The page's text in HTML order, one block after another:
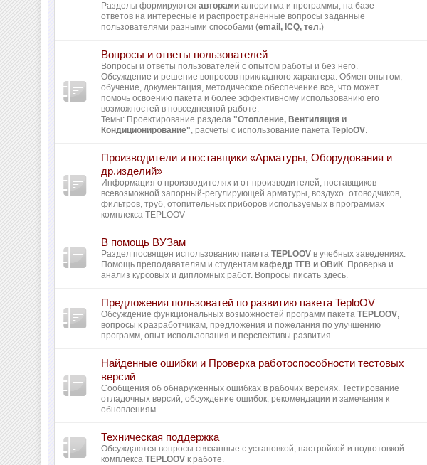
Разделы формируютсяавторами алгоритма и программы, на базе
ответов на интересные и распространенные вопросы заданные
пользователями разными способами (email, ICQ, тел.)
Вопросы и ответы пользователей
Вопросы и ответы пользователей с опытом работы и без него.
Обсуждение и решение вопросов прикладного характера. Обмен опытом,
обучение, документация, методическое обеспечение все, что может
помочь освоению пакета и более эффективному использованию его
возможностей в повседневной работе.
Темы: Проектирование раздела"Отопление, Вентиляция и
Кондиционирование", расчеты с использование пакетаTeploOV.
Производители и поставщики «Арматуры, Оборудования и
др.изделий»
Информация о производителях и от производителей, поставщиков
всевозможной запорный-регулирующей арматуры, воздухо_отоводчиков,
фильтров, труб, отопительных приборов используемых в программах
комплекса TEPLOOV
В помощь ВУЗам
Раздел посвящен использованию пакетаTEPLOOV в учебных заведениях.
Помощь преподавателям и студентамкафедр ТГВ и ОВиК. Проверка и
анализ курсовых и дипломных работ. Вопросы писать здесь.
Предложения пользоватей по развитию пакета TeploOV
Обсуждение функциональных возможностей программ пакетаTEPLOOV,
вопросы к разработчикам, предложения и пожелания по улучшению
программ, опыт использования и перспективы развития.
Найденные ошибки и Проверка работоспособности тестовых
версий
Сообщения об обнаруженных ошибках в рабочих версиях. Тестирование
отладочных версий, обсуждение ошибок, рекомендации и замечания к
обновлениям.
Техническая поддержка
Обсуждаются вопросы связанные с установкой, настройкой и подготовкой
комплексаTEPLOOV к работе.